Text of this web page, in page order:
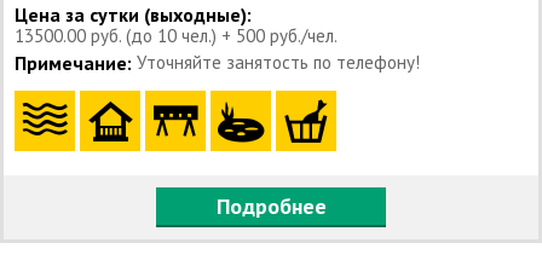
Цена за сутки (выходные):
13500.00 руб. (до 10 чел.) + 500 руб./чел.
Примечание: Уточняйте занятость по телефону!
Подробнее